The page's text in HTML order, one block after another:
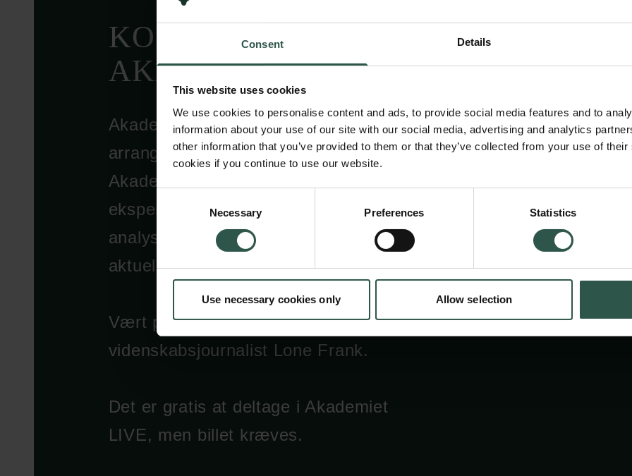
Consent Details
This website uses cookies
We use cookies to personalise content and ads, to provide social media features and to
information about your use of our site with our social media, advertising and analytics
other information that you’ve provided to them or that they’ve collected from your use of
cookies if you continue to use our website.
Necessary Preferences Statistics
Use necessary cookies only Allow selection
KOM MED TIL
AKADEMIET LIVE
Akademiet LIVE er en ny
arrangementsrække på Carlsberg
Akademi, der inviterer forskere og
eksperter til at levere indsigter og
analyser af nogle af tidens mest
aktuelle emner.
Vært på Akademiet LIVE i 2026 er
videnskabsjournalist Lone Frank.
Det er gratis at deltage i Akademiet
LIVE, men billet kræves.